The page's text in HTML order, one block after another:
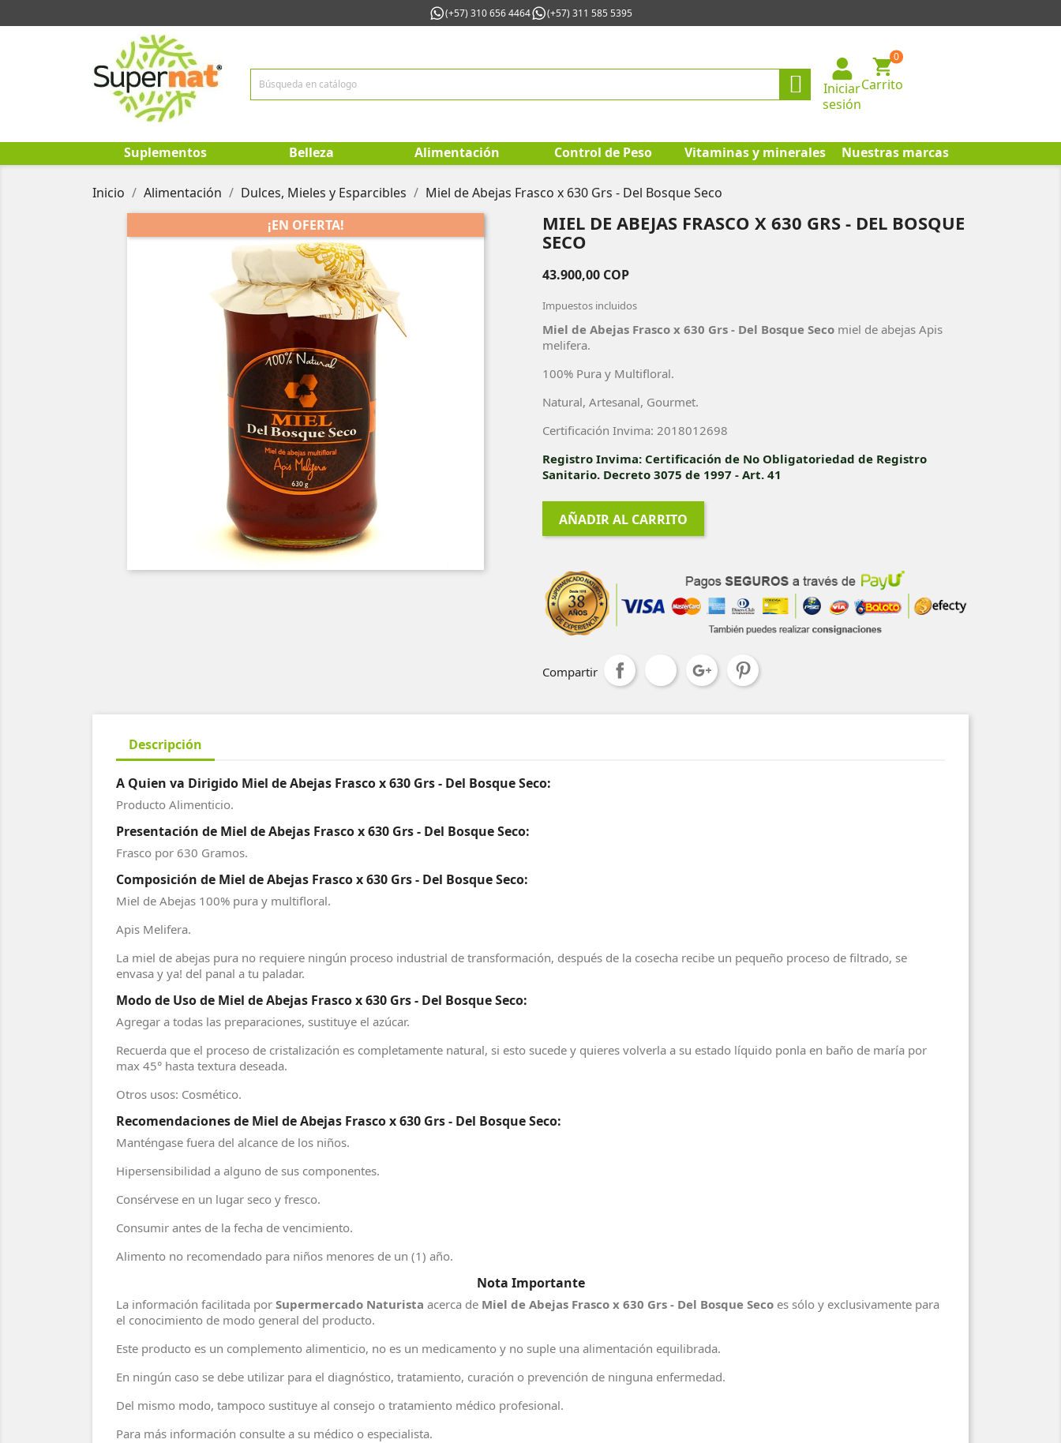
(+57) 310 656 4464 (+57) 311 585 5395

Iniciar
sesión
Carrito
0
Suplementos Belleza Alimentación Control de Peso Vitaminas y minerales Nuestras marcas
Inicio Alimentación Dulces, Mieles y Esparcibles
Miel de Abejas Frasco x 630 Grs - Del Bosque Seco
¡EN OFERTA!
MIEL DE ABEJAS FRASCO X 630 GRS - DEL BOSQUE
SECO
43.900,00 COP
Impuestos incluidos
Miel de Abejas Frasco x 630 Grs - Del Bosque Seco miel de abejas Apis
melifera.
100% Pura y Multifloral.
Natural, Artesanal, Gourmet.
Certificación Invima: 2018012698
Registro Invima: Certificación de No Obligatoriedad de Registro
Sanitario. Decreto 3075 de 1997 - Art. 41
AÑADIR AL CARRITO
Compartir
Descripción
A Quien va Dirigido Miel de Abejas Frasco x 630 Grs - Del Bosque Seco:
Producto Alimenticio.
Presentación de Miel de Abejas Frasco x 630 Grs - Del Bosque Seco:
Frasco por 630 Gramos.
Composición de Miel de Abejas Frasco x 630 Grs - Del Bosque Seco:
Miel de Abejas 100% pura y multifloral.
Apis Melifera.
La miel de abejas pura no requiere ningún proceso industrial de transformación, después de la cosecha recibe un pequeño proceso de filtrado, se
envasa y ya! del panal a tu paladar.
Modo de Uso de Miel de Abejas Frasco x 630 Grs - Del Bosque Seco:
Agregar a todas las preparaciones, sustituye el azúcar.
Recuerda que el proceso de cristalización es completamente natural, si esto sucede y quieres volverla a su estado líquido ponla en baño de maría por
max 45° hasta textura deseada.
Otros usos: Cosmético.
Recomendaciones de Miel de Abejas Frasco x 630 Grs - Del Bosque Seco:
Manténgase fuera del alcance de los niños.
Hipersensibilidad a alguno de sus componentes.
Consérvese en un lugar seco y fresco.
Consumir antes de la fecha de vencimiento.
Alimento no recomendado para niños menores de un (1) año.
Nota Importante
La información facilitada por Supermercado Naturista acerca de Miel de Abejas Frasco x 630 Grs - Del Bosque Seco es sólo y exclusivamente para
el conocimiento de modo general del producto.
Este producto es un complemento alimenticio, no es un medicamento y no suple una alimentación equilibrada.
En ningún caso se debe utilizar para el diagnóstico, tratamiento, curación o prevención de ninguna enfermedad.
Del mismo modo, tampoco sustituye al consejo o tratamiento médico profesional.
Para más información consulte a su médico o especialista.